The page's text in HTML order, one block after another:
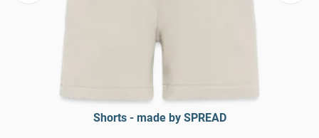
Shorts - made by SPREAD